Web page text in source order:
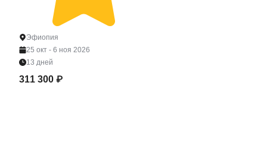
Эфиопия
25 окт - 6 ноя 2026
13 дней
311 300 ₽